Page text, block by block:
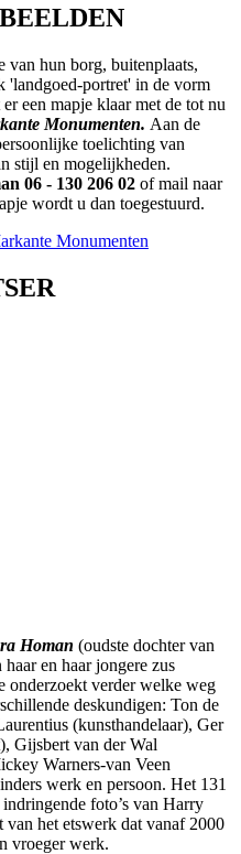
van hun borg, buitenplaats,
'landgoed-portret' in de vorm
een mapje klaar met de tot nu
Monumenten. Aan de
toelichting van
stijl en mogelijkheden.
06 - 130 206 02 of mail naar
wordt u dan toegestuurd.
Monumenten
Homan (oudste dochter van
en haar jongere zus
onderzoekt verder welke weg
deskundigen: Ton de
(kunsthandelaar), Ger
Gijsbert van der Wal
Warners-van Veen
werk en persoon. Het 131
foto’s van Harry
van het etswerk dat vanaf 2000
vroeger werk.